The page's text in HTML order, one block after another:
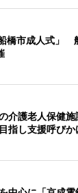
橋市成人式」
介護老人保健施
指し支援呼びか